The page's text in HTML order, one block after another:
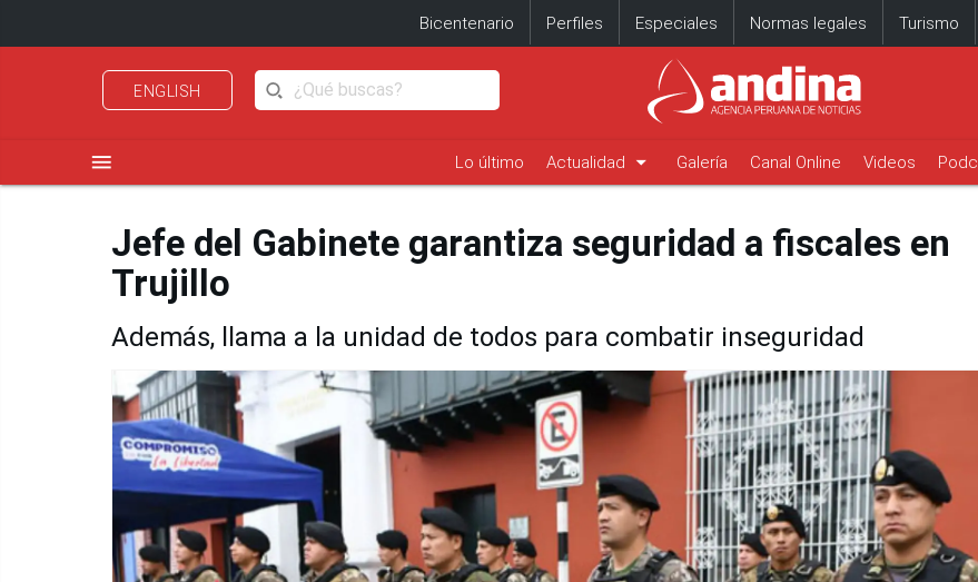
Bicentenario Perfiles Especiales Normas legales Turismo
ENGLISH
menu Lo último Actualidad arrow_drop_down Galería Canal Online Videos
Jefe del Gabinete garantiza seguridad a fiscales en
Trujillo
Además, llama a la unidad de todos para combatir inseguridad